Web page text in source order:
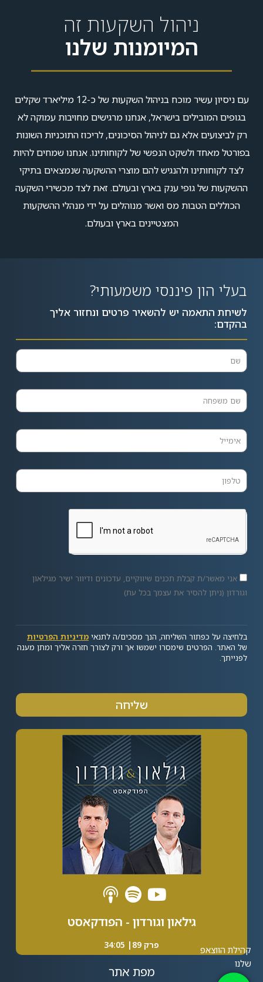
ניהול השקעות זה
המיומנות שלנו
עם ניסיון עשיר מוכח בניהול השקעות של כ-12 מיליארד שקלים
בגופים המובילים בישראל, אנחנו מרגישים מחויבות עמוקה לא
רק לביצועים אלא גם לניהול הסיכונים, לריכוז התוכניות השונות
בפורטל מאחד ולשקט הנפשי של לקוחותינו. אנחנו שמחים להיות
לצד לקוחותינו ולהנגיש להם מוצרי ההשקעה שנמצאים בתיקי
ההשקעות של גופי ענק בארץ ובעולם. זאת לצד מכשירי השקעה
הכוללים הטבות מס ואשר מנוהלים על ידי מנהלי ההשקעות
המצטיינים בארץ ובעולם.
בעלי הון פיננסי משמעותי?
לשיחת התאמה יש להשאיר פרטים ונחזור אליך
בהקדם:
אני מאשר/ת קבלת תכנים שיווקיים, עדכונים ודיוור ישיר מגילאון
וגורדון (ניתן להסיר את עצמך בכל עת)
בלחיצה על כפתור השליחה, הנך מסכים/ה לתנאי מדיניות הפרטיות
של האתר. הפרטים שימסרו ישמשו אך ורק לצורך חזרה אליך ומתן מענה
לפנייתך.
שליחה
גילאון וגורדון - הפודקאסט
פרק 89| 34:05
מפת אתר